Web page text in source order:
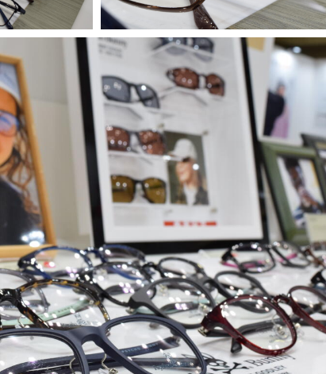
商品センター直通
TEL：0776-87-0890 FAX：0776-
MAIL FORM メールフォームはこ